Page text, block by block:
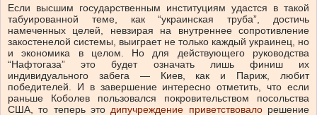
Если высшим государственным институциям удастся в такой
табуированной теме, как “украинская труба”, достичь
намеченных целей, невзирая на внутреннее сопротивление
закостенелой системы, выиграет не только каждый украинец, но
и экономика в целом. Но для действующего руководства
“Нафтогаза” это будет означать лишь финиш их
индивидуального забега — Киев, как и Париж, любит
победителей. И в завершение интересно отметить, что если
раньше Коболев пользовался покровительством посольства
США, то теперь этодипучреждение приветствовалорешение